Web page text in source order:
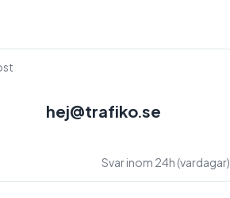
hej@trafiko.se
Svar inom 24h (vardagar)